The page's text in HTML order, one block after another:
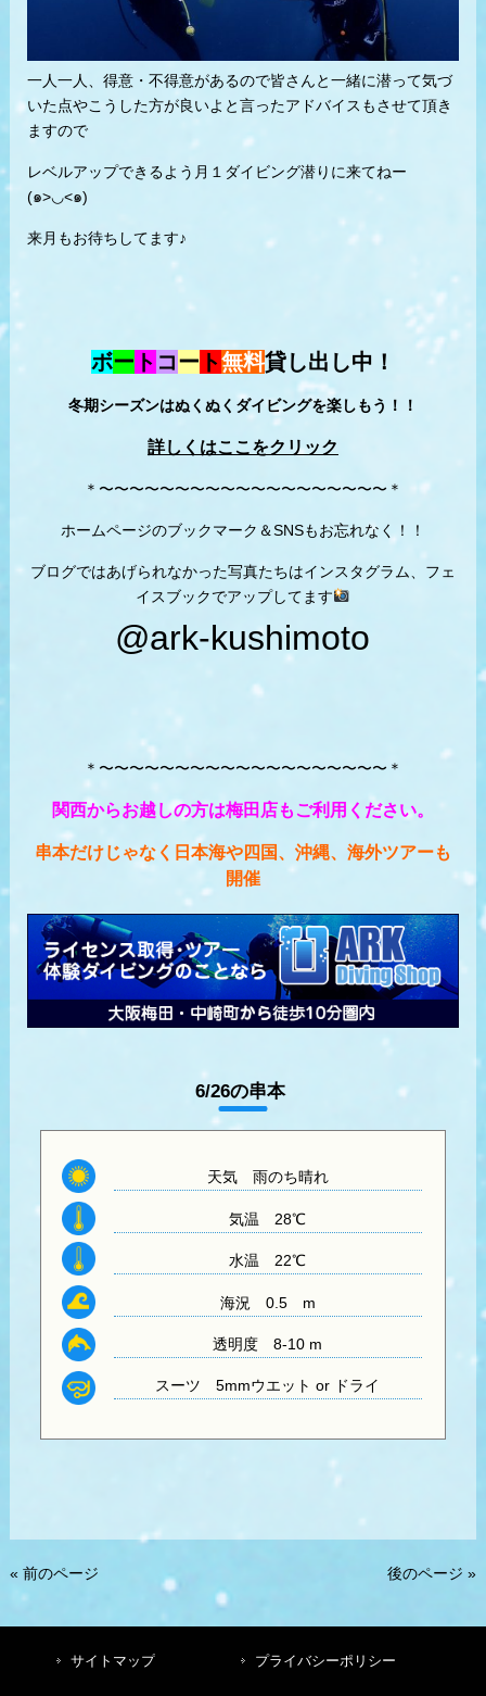
一人一人、得意・不得意があるので皆さんと一緒に潜って気づ
いた点やこうした方が良いよと言ったアドバイスもさせて頂き
ますので
レベルアップできるよう月１ダイビング潜りに来てねー
(๑>◡<๑)
来月もお待ちしてます♪
ボー ト コー ト無料貸し出し中！
冬期シーズンはぬくぬくダイビングを楽しもう！！
詳しくはここをクリック
＊〜〜〜〜〜〜〜〜〜〜〜〜〜〜〜〜〜〜〜＊
ホームページのブックマーク＆SNSもお忘れなく！！
ブログではあげられなかった写真たちはインスタグラム、フェ
イスブックでアップしてます
@ark-kushimoto
＊〜〜〜〜〜〜〜〜〜〜〜〜〜〜〜〜〜〜〜＊
関西からお越しの方は梅田店もご利用ください。
串本だけじゃなく日本海や四国、沖縄、海外ツアーも
開催
6/26の串本
天気雨のち晴れ
気温 28℃
水温 22℃
海況 0.5 m
透明度 8-10 m
スーツ 5mmウエット or ドライ
« 前のページ 後のページ »
サイトマップ プライバシーポリシー